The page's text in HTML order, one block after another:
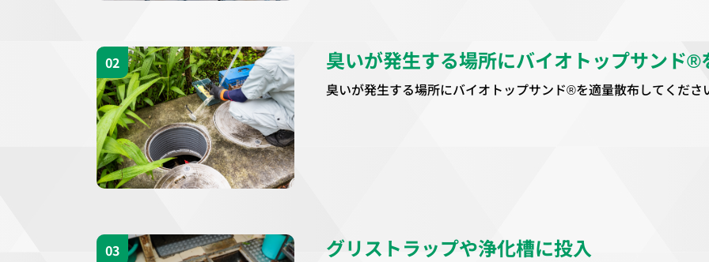
02 臭いが発生する場所にバイオトップサンド®
臭いが発生する場所にバイオトップサンド®を適量散布してくださ
03 グリストラップや浄化槽に投入